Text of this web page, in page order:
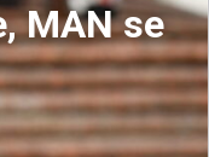
MAN se